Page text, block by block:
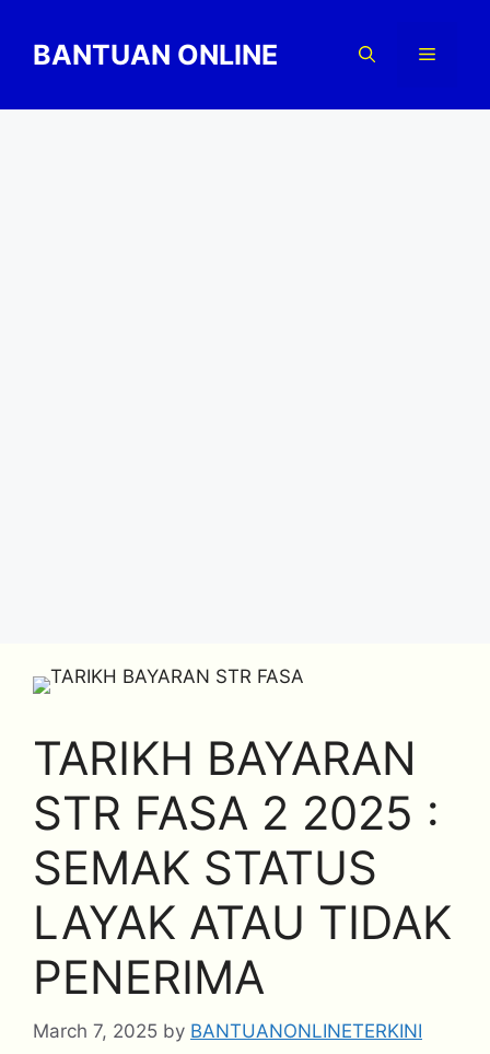
contentBANTUAN ONLINE Menu
TARIKH BAYARAN
STR FASA 2 2025 :
SEMAK STATUS
LAYAK ATAU TIDAK
PENERIMA
March 7, 2025 by BANTUANONLINETERKINI